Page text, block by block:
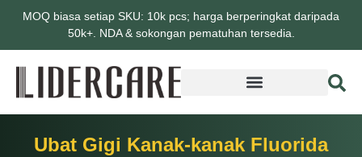
MOQ biasa setiap SKU: 10k pcs; harga berperingkat daripada
50k+. NDA & sokongan pematuhan tersedia.
Ubat Gigi Kanak-kanak Fluorida